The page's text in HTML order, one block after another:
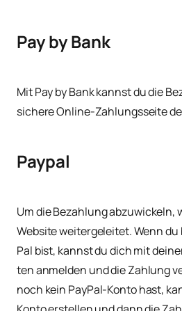
Pay by Bank
Mit Pay by Bank kannst du die
siche­re Online-Zah­lungs­sei­te
Paypal
Um die Bezah­lung abzu­wi­ckeln,
Web­site wei­ter­ge­lei­tet. Wenn
Pal bist, kannst du dich mit
ten anmel­den und die Zah­lung
noch kein Pay­Pal-Kon­to hast,